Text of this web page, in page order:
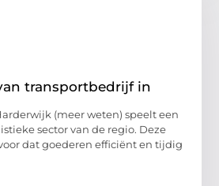
transportbedrijf in
(meer weten) speelt een
sector van de regio. Deze
dat goederen efficiënt en tijdig